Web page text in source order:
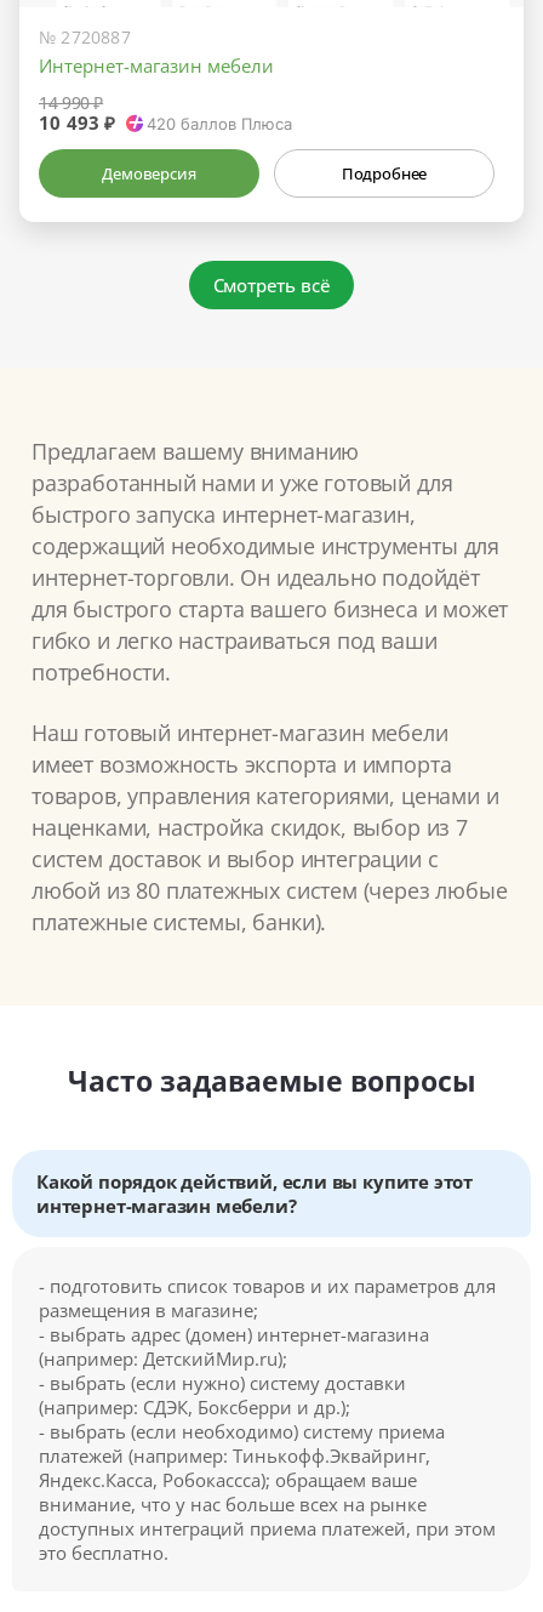
№ 2720887
Интернет-магазин мебели
14 990 ₽
10 493 ₽ 420баллов Плюса
Демоверсия Подробнее
Смотреть всё
Предлагаем вашему вниманию
разработанный нами и уже готовый для
быстрого запуска интернет-магазин,
содержащий необходимые инструменты для
интернет-торговли. Он идеально подойдёт
для быстрого старта вашего бизнеса и может
гибко и легко настраиваться под ваши
потребности.
Наш готовый интернет-магазин мебели
имеет возможность экспорта и импорта
товаров, управления категориями, ценами и
наценками, настройка скидок, выбор из 7
систем доставок и выбор интеграции с
любой из 80 платежных систем (через любые
платежные системы, банки).
Часто задаваемые вопросы
Какой порядок действий, если вы купите этот
интернет-магазин мебели?
- подготовить список товаров и их параметров для
размещения в магазине;
- выбрать адрес (домен) интернет-магазина
(например: ДетскийМир.ru);
- выбрать (если нужно) систему доставки
(например: СДЭК, Боксберри и др.);
- выбрать (если необходимо) систему приема
платежей (например: Тинькофф.Эквайринг,
Яндекс.Касса, Робокассса); обращаем ваше
внимание, что у нас больше всех на рынке
доступных интеграций приема платежей, при этом
это бесплатно.